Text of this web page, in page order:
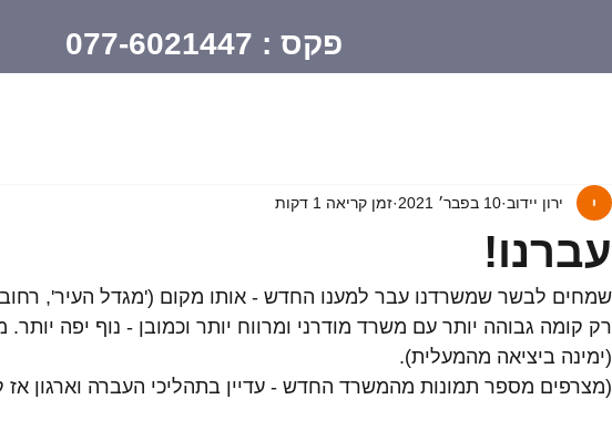
פקס : 077-6021447
עברנו!
ירון יידוב 10 בפבר׳ 2021 זמן קריאה 1 דקות
רק קומה גבוהה יותר עם משרד מודרני ומרווח יותר וכמובן - נוף יפה יותר.
(ימינה ביציאה מהמעלית).
(מצרפים מספר תמונות מהמשרד החדש - עדיין בתהליכי העברה וארגון אז